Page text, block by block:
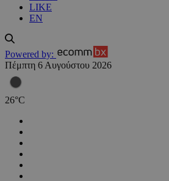
LIKE
EN
Powered by:
Πέμπτη 6 Αυγούστου 2026
26°C